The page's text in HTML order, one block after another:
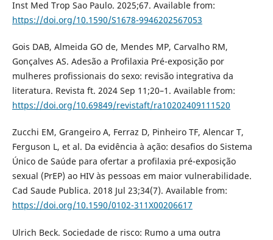
Inst Med Trop Sao Paulo. 2025;67. Available from:
https://doi.org/10.1590/S1678-9946202567053
Gois DAB, Almeida GO de, Mendes MP, Carvalho RM,
Gonçalves AS. Adesão a Profilaxia Pré-exposição por
mulheres profissionais do sexo: revisão integrativa da
literatura. Revista ft. 2024 Sep 11;20–1. Available from:
https://doi.org/10.69849/revistaft/ra10202409111520
Zucchi EM, Grangeiro A, Ferraz D, Pinheiro TF, Alencar T,
Ferguson L, et al. Da evidência à ação: desafios do Sistema
Único de Saúde para ofertar a profilaxia pré-exposição
sexual (PrEP) ao HIV às pessoas em maior vulnerabilidade.
Cad Saude Publica. 2018 Jul 23;34(7). Available from:
https://doi.org/10.1590/0102-311X00206617
Ulrich Beck. Sociedade de risco: Rumo a uma outra